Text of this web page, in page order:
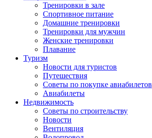
Тренировки в зале
Спортивное питание
Домашние тренировки
Тренировки для мужчин
Женские тренировки
Плавание
Туризм
Новости для туристов
Путешествия
Советы по покупке авиабилетов
Авиабилеты
Недвижимость
Советы по строительству
Новости
Вентиляция